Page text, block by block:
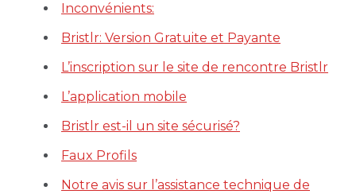
Inconvénients:
Bristlr: Version Gratuite et Payante
L’inscription sur le site de rencontre Bristlr
L’application mobile
Bristlr est-il un site sécurisé?
Faux Profils
Notre avis sur l’assistance technique de